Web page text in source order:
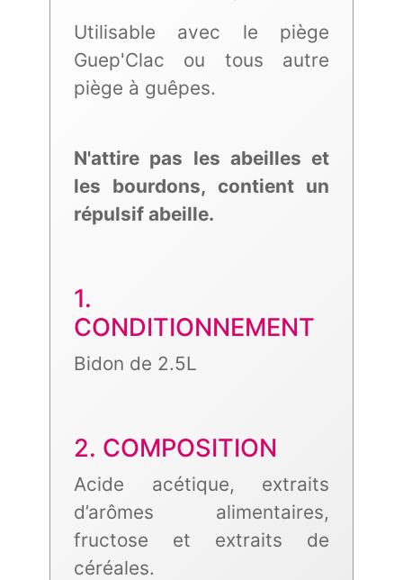
Utilisable avec le piège
Guep'Clac ou tous autre
piège à guêpes.
N'attire pas les abeilles et
les bourdons, contient un
répulsif abeille.
1.
CONDITIONNEMENT
Bidon de 2.5L
2. COMPOSITION
Acide acétique, extraits
d’arômes alimentaires,
fructose et extraits de
céréales.